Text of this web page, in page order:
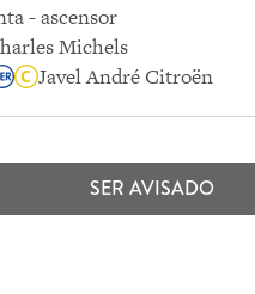
- ascensor
Michels
Javel André Citroën
SER AVISADO